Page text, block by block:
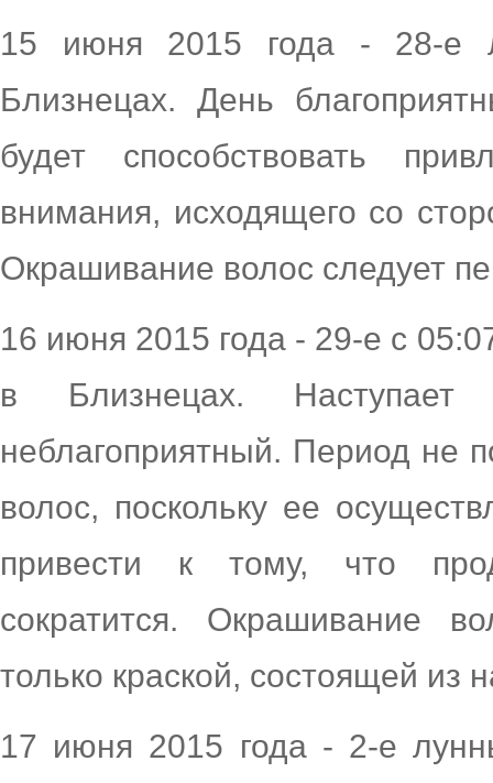
15 июня 2015 года - 28-е
Близнецах. День
будет способствовать
внимания, исходящего со
Окрашивание волос следует
16 июня 2015 года - 29-е с
в Близнецах.
неблагоприятный. Период не
волос, поскольку ее
привести к тому, что
сократится. Окрашивание
только краской, состоящей из
17 июня 2015 года - 2-е